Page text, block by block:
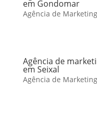
em Gondomar
Agência de
Agência de
em Seixal
Agência de